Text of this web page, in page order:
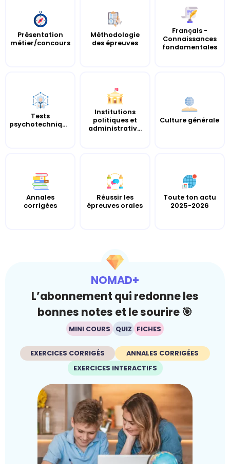
Présentation
métier/concours
Méthodologie
des épreuves
Français -
Connaissances
fondamentales
Tests
psychotechniques
Institutions
politiques et
administrativ...
Culture générale
Annales
corrigées
Réussir les
épreuves orales
Toute ton actu
2025-2026
NOMAD+
L’abonnement qui redonne les
bonnes notes et le sourire 🎯
MINI COURS QUIZ FICHES
EXERCICES CORRIGÉS
ANNALES CORRIGÉES
EXERCICES INTERACTIFS